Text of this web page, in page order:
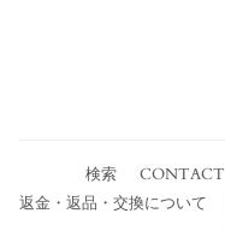
検索 CONTACT
返金・返品・交換について